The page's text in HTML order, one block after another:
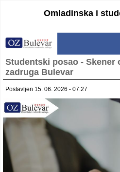
Omladinska i
Lokacija
Studentski posao - Skener
zadruga Bulevar
Postavljen 15. 06. 2026 - 07:27